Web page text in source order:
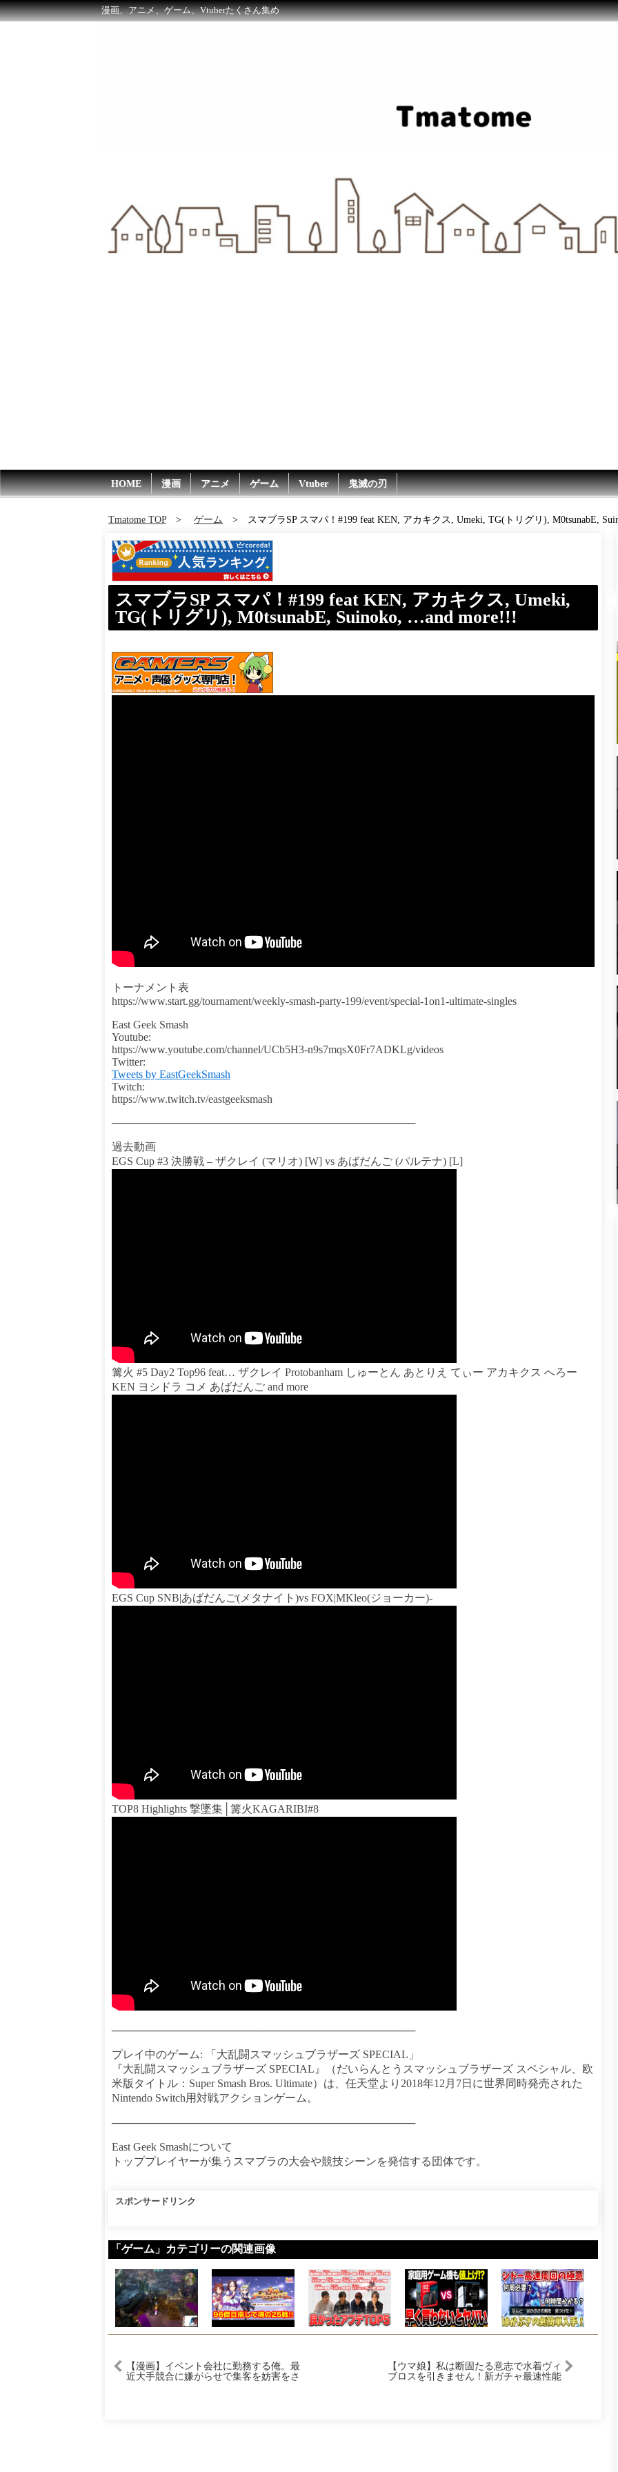
漫画、アニメ、ゲーム、Vtuberたくさん集め
HOME 漫画 アニメ ゲーム Vtuber 鬼滅の刃
Tmatome TOP ゲーム スマブラSP スマパ！#199 feat KEN, アカキクス, Umeki, TG(トリグリ), M0tsunabE,
スマブラSP スマパ！#199 feat KEN, アカキクス, Umeki,
TG(トリグリ), M0tsunabE, Suinoko, …and more!!!
トーナメント表
https://www.start.gg/tournament/weekly-smash-party-199/event/special-1on1-ultimate-singles
East Geek Smash
Youtube:
https://www.youtube.com/channel/UCb5H3-n9s7mqsX0Fr7ADKLg/videos
Twitter:
Tweets by EastGeekSmash
Twitch:
https://www.twitch.tv/eastgeeksmash
────────────────────────────────────────
過去動画
EGS Cup #3 決勝戦 – ザクレイ (マリオ) [W] vs あばだんご (パルテナ) [L]
篝火 #5 Day2 Top96 feat… ザクレイ Protobanham しゅーとん あとりえ てぃー アカキクス へろー
KEN ヨシドラ コメ あばだんご and more
EGS Cup SNB|あばだんご(メタナイト)vs FOX|MKleo(ジョーカー)-
TOP8 Highlights 撃墜集│篝火KAGARIBI#8
────────────────────────────────────────
プレイ中のゲーム: 「大乱闘スマッシュブラザーズ SPECIAL」
『大乱闘スマッシュブラザーズ SPECIAL』（だいらんとうスマッシュブラザーズ スペシャル、欧
米版タイトル：Super Smash Bros. Ultimate）は、任天堂より2018年12月7日に世界同時発売された
Nintendo Switch用対戦アクションゲーム。
────────────────────────────────────────
East Geek Smashについて
トッププレイヤーが集うスマブラの大会や競技シーンを発信する団体です。
スポンサードリンク
「ゲーム」カテゴリーの関連画像
【漫画】イベント会社に勤務する俺。最
近大手競合に嫌がらせで集客を妨害をさ
【ウマ娘】私は断固たる意志で水着ヴィ
ブロスを引きません！新ガチャ最速性能